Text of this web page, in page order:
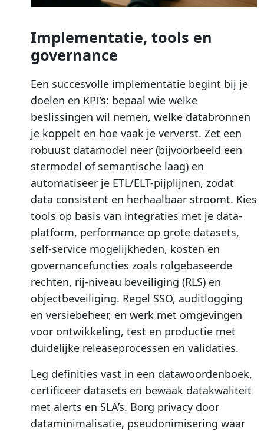
Implementatie, tools en
governance
Een succesvolle implementatie begint bij je
doelen en KPI’s: bepaal wie welke
beslissingen wil nemen, welke databronnen
je koppelt en hoe vaak je ververst. Zet een
robuust datamodel neer (bijvoorbeeld een
stermodel of semantische laag) en
automatiseer je ETL/ELT-pijplijnen, zodat
data consistent en herhaalbaar stroomt. Kies
tools op basis van integraties met je data-
platform, performance op grote datasets,
self-service mogelijkheden, kosten en
governancefuncties zoals rolgebaseerde
rechten, rij-niveau beveiliging (RLS) en
objectbeveiliging. Regel SSO, auditlogging
en versiebeheer, en werk met omgevingen
voor ontwikkeling, test en productie met
duidelijke releaseprocessen en validaties.
Leg definities vast in een datawoordenboek,
certificeer datasets en bewaak datakwaliteit
met alerts en SLA’s. Borg privacy door
dataminimalisatie, pseudonimisering waar